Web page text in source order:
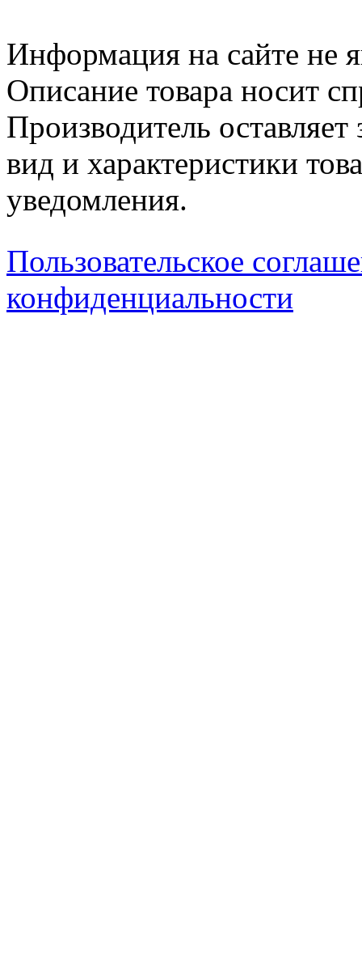
Информация на сайте не
Описание товара носит
Производитель
вид и характеристики
уведомления.
Пользовательское
конфиденциальности